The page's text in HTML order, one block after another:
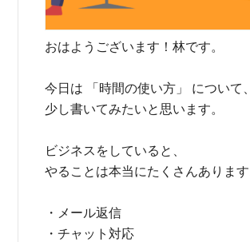
おはようございます！林です。
今日は 「時間の使い方」 について、
少し書いてみたいと思います。
ビジネスをしていると、
やることは本当にたくさんあります
・メール返信
・チャット対応